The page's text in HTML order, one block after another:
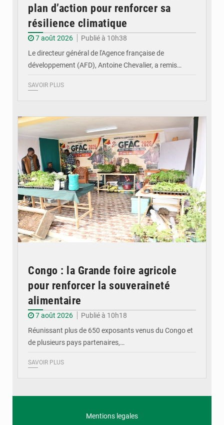
plan d’action pour renforcer sa
résilience climatique
7 août 2026
Publié à 10h38
Le directeur général de l'Agence française de
développement (AFD), Antoine Chevalier, a remis…
SAVOIR PLUS
Congo : la Grande foire agricole
pour renforcer la souveraineté
alimentaire
7 août 2026
Publié à 10h18
Réunissant plus de 650 exposants venus du Congo et
de plusieurs pays partenaires,…
SAVOIR PLUS
Mentions legales